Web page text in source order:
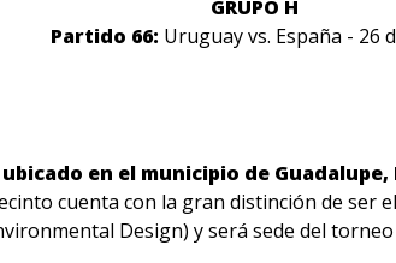
GRUPO H
Partido 66: Uruguay vs. España - 26
en el municipio de
cuenta con la gran distinción de ser
Design) y será sede del